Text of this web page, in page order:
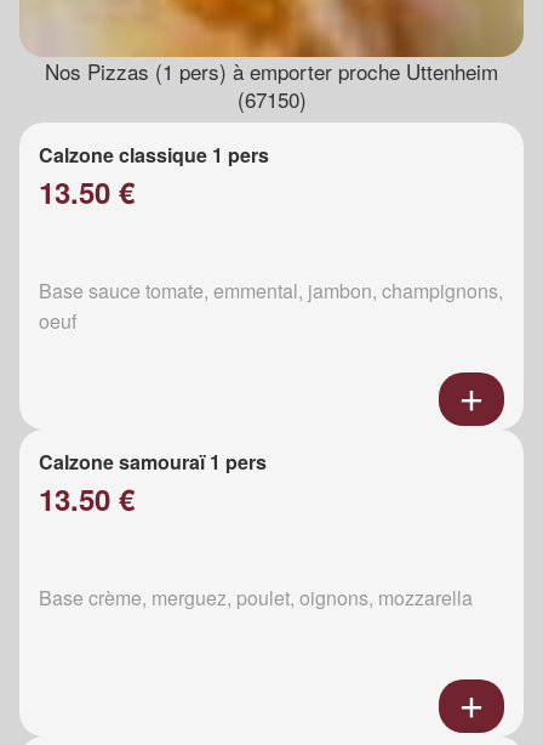
Nos Pizzas (1 pers) à emporter proche Uttenheim
(67150)
Calzone classique 1 pers
13.50 €
Base sauce tomate, emmental, jambon, champignons,
oeuf
Calzone samouraï 1 pers
13.50 €
Base crème, merguez, poulet, oignons, mozzarella